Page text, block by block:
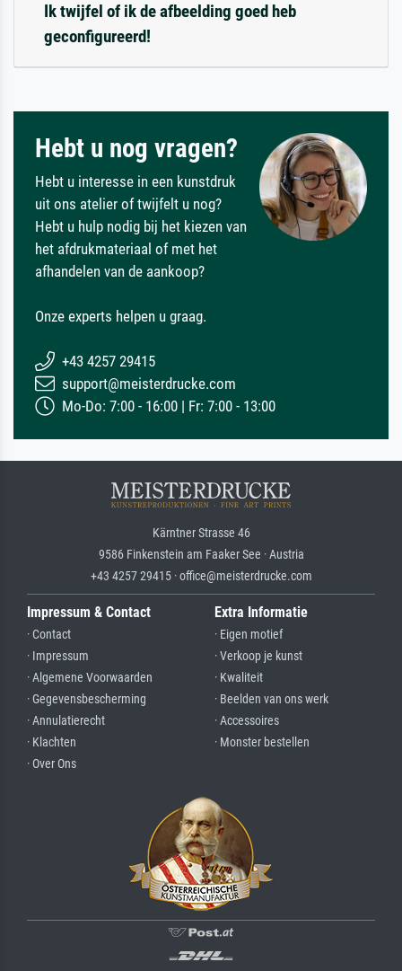
Ik twijfel of ik de afbeelding goed heb
geconfigureerd!
Hebt u nog vragen?
Hebt u interesse in een kunstdruk
uit ons atelier of twijfelt u nog?
Hebt u hulp nodig bij het kiezen van
het afdrukmateriaal of met het
afhandelen van de aankoop?
Onze experts helpen u graag.
+43 4257 29415
support@meisterdrucke.com
Mo-Do: 7:00 - 16:00 | Fr: 7:00 - 13:00
Kärntner Strasse 46
9586 Finkenstein am Faaker See · Austria
+43 4257 29415 · office@meisterdrucke.com
Impressum & Contact
· Contact
· Impressum
· Algemene Voorwaarden
· Gegevensbescherming
· Annulatierecht
· Klachten
· Over Ons
Extra Informatie
· Eigen motief
· Verkoop je kunst
· Kwaliteit
· Beelden van ons werk
· Accessoires
· Monster bestellen